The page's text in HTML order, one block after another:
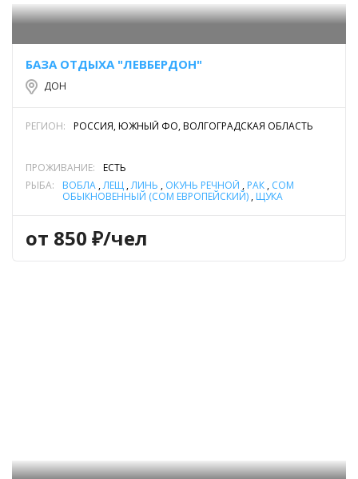
БАЗА ОТДЫХА "ЛЕВБЕРДОН"
ДОН
РЕГИОН: РОССИЯ, ЮЖНЫЙ ФО, ВОЛГОГРАДСКАЯ ОБЛАСТЬ
ПРОЖИВАНИЕ:
ЕСТЬ
РЫБА:
ВОБЛА ,ЛЕЩ ,ЛИНЬ , ОКУНЬ РЕЧНОЙ , РАК , СОМ
ОБЫКНОВЕННЫЙ (СОМ ЕВРОПЕЙСКИЙ) , ЩУКА
от 850 ₽/чел